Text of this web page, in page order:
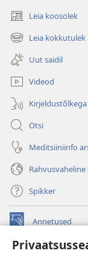
Leia koosolek
(avab
uue
akna)
Leia kokkutulek
(avab
uue
akna)
Uut saidil
Videod
Otsi
Meditsiiniinfo
Spikker
Annetused
(avab
akna)